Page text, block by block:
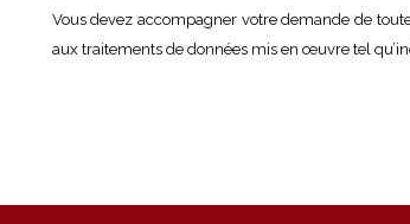
Vous devez accompagner votre demande de
aux traitements de données mis en œuvre tel